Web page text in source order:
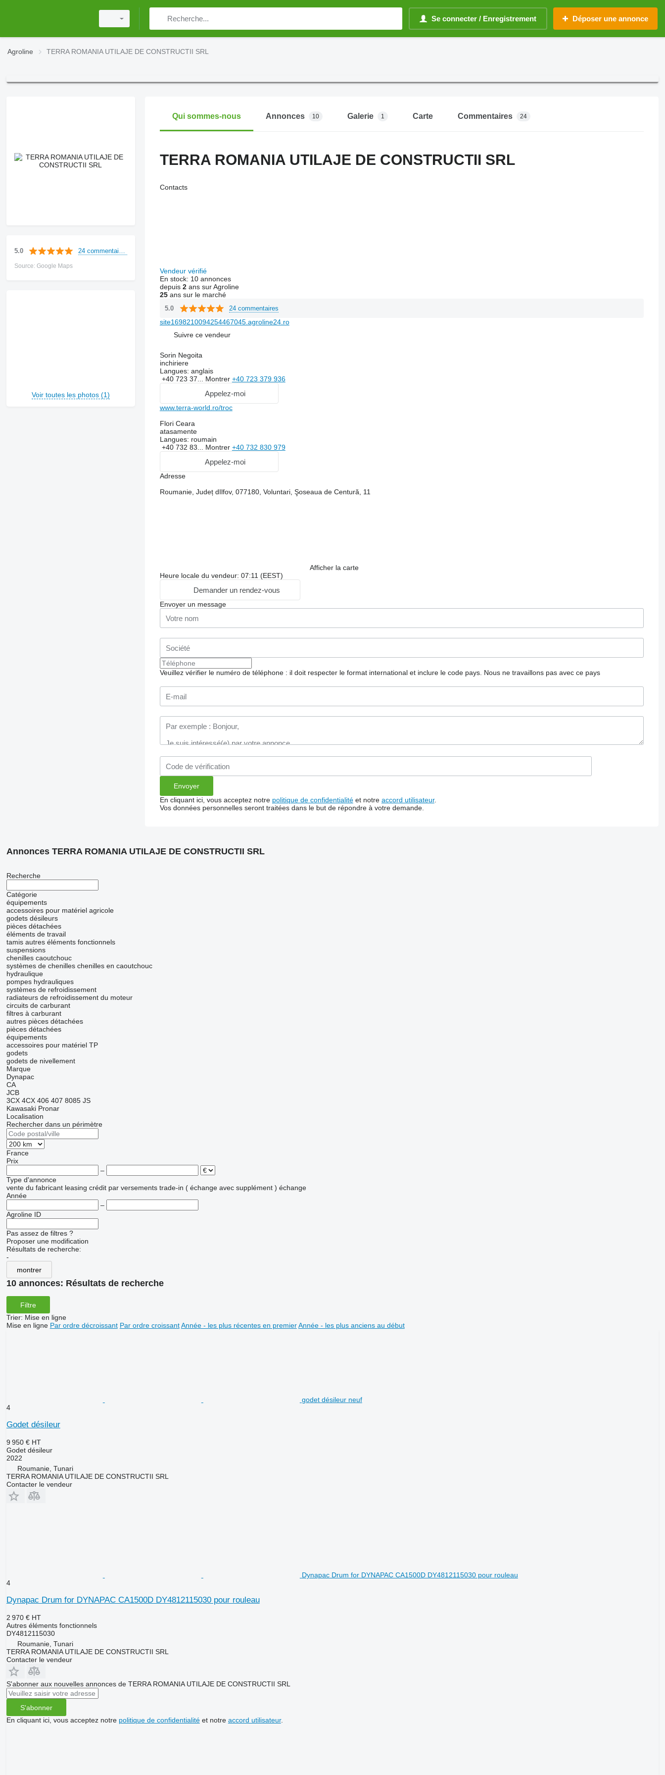
Se connecter / Enregistrement Déposer une annonce
Agroline TERRA ROMANIA UTILAJE DE CONSTRUCTII SRL
5.0
Source: Google Maps
Voir toutes les photos (1)
Qui sommes-nous Annonces 10 Galerie 1 Carte Commentaires 24
TERRA ROMANIA UTILAJE DE CONSTRUCTII SRL
Contacts
Vendeur vérifié
En stock: 10 annonces
depuis 2ans sur Agroline
25ans sur le marché
5.0 24 commentaires
site1698210094254467045.agroline24.ro
Suivre ce vendeur
Sorin Negoita
inchiriere
Langues: anglais
+40 723 37... Montrer +40 723 379 936
Appelez-moi
www.terra-world.ro/troc
Flori Ceara
atasamente
Langues: roumain
+40 732 83... Montrer +40 732 830 979
Appelez-moi
Adresse
Roumanie, Județ dIlfov, 077180, Voluntari, Şoseaua de Centură, 11
Afficher la carte
Heure locale du vendeur: 07:11 (EEST)
Demander un rendez-vous
Envoyer un message
Veuillez vérifier le numéro de téléphone : il doit respecter le format international et inclure le code pays. Nous ne travaillons pas avec ce pays
En cliquant ici, vous acceptez notre politique de confidentialitéet notre accord utilisateur.
Vos données personnelles seront traitées dans le but de répondre à votre demande.
Annonces TERRA ROMANIA UTILAJE DE CONSTRUCTII SRL
Recherche
Catégorie
équipements
accessoires pour matériel agricole
godets désileurs
pièces détachées
éléments de travail
tamis autres éléments fonctionnels
suspensions
chenilles caoutchouc
systèmes de chenilles chenilles en caoutchouc
hydraulique
pompes hydrauliques
systèmes de refroidissement
radiateurs de refroidissement du moteur
circuits de carburant
filtres à carburant
autres pièces détachées
pièces détachées
équipements
accessoires pour matériel TP
godets
godets de nivellement
Marque
Dynapac
CA
JCB
3CX 4CX 406 407 8085 JS
Kawasaki Pronar
Localisation
Rechercher dans un périmètre
France
Prix
–
Type d'annonce
vente du fabricant leasing crédit par versements trade-in ( échange avec supplément ) échange
Année
–
Agroline ID
Pas assez de filtres ?
Proposer une modification
Résultats de recherche:
-
montrer
10 annonces: Résultats de recherche
Filtre
Trier: Mise en ligne
Mise en ligne Par ordre décroissant Par ordre croissant Année - les plus récentes en premier Année - les plus anciens au début
godet désileur neuf
4
Godet désileur
9 950 € HT
Godet désileur
2022
Roumanie, Tunari
TERRA ROMANIA UTILAJE DE CONSTRUCTII SRL
Contacter le vendeur
Dynapac Drum for DYNAPAC CA1500D DY4812115030 pour rouleau
4
Dynapac Drum for DYNAPAC CA1500D DY4812115030 pour rouleau
2 970 € HT
Autres éléments fonctionnels
DY4812115030
Roumanie, Tunari
TERRA ROMANIA UTILAJE DE CONSTRUCTII SRL
Contacter le vendeur
S'abonner aux nouvelles annonces de TERRA ROMANIA UTILAJE DE CONSTRUCTII SRL
S'abonner
En cliquant ici, vous acceptez notre politique de confidentialitéet notre accord utilisateur.